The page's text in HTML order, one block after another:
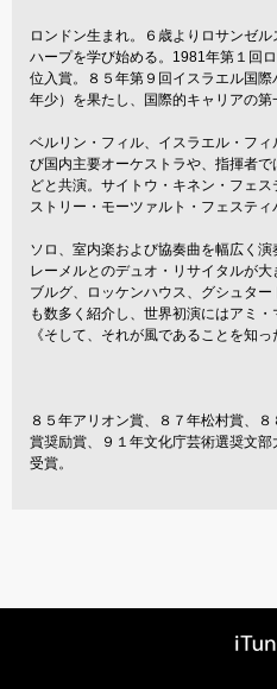
ロンドン生まれ。６歳よりロサンゼ
ハープを学び始める。1981年第１回
位入賞。８５年第９回イスラエル国
年少）を果たし、国際的キャリアの第
ベルリン・フィル、イスラエル・フ
び国内主要オーケストラや、指揮者
どと共演。サイトウ・キネン・フェ
ストリー・モーツァルト・フェスティ
ソロ、室内楽および協奏曲を幅広く
レーメルとのデュオ・リサイタルが
ブルグ、ロッケンハウス、グシュタ
も数多く紹介し、世界初演にはアミ
《そして、それが風であることを知っ
８５年アリオン賞、８７年松村賞、
賞奨励賞、９１年文化庁芸術選奨文
受賞。